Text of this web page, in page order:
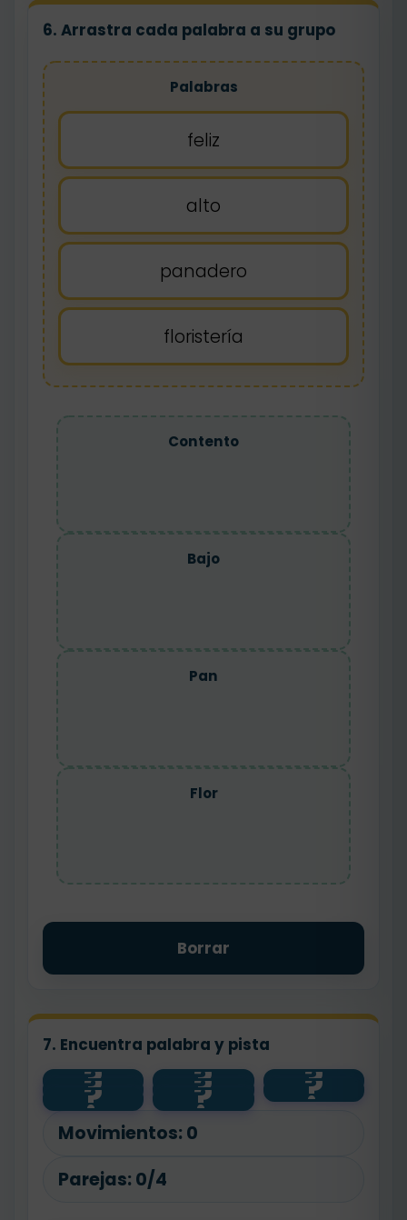
6. Arrastra cada palabra a su grupo
Palabras
feliz
alto
panadero
floristería
Contento
Bajo
Pan
Flor
Borrar
7. Encuentra palabra y pista
?
floristería ?
contento ?
feliz
?
pan ?
flor ?
alto
?
panadero ?
bajo
Movimientos: 0
Parejas: 0/4